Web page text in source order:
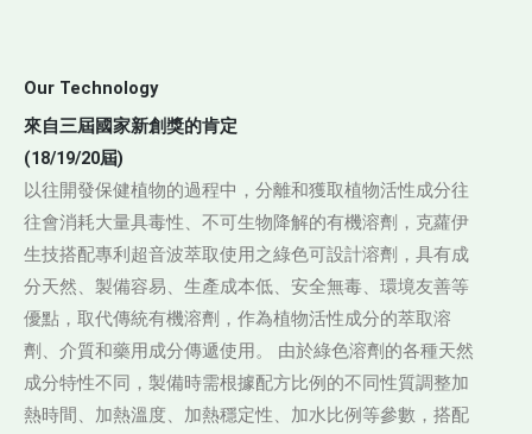
Our Technology
來自三屆國家新創獎的肯定
(18/19/20屆)
以往開發保健植物的過程中，分離和獲取植物活性成分往
往會消耗大量具毒性、不可生物降解的有機溶劑，克蘿伊
生技搭配專利超音波萃取使用之綠色可設計溶劑，具有成
分天然、製備容易、生產成本低、安全無毒、環境友善等
優點，取代傳統有機溶劑，作為植物活性成分的萃取溶
劑、介質和藥用成分傳遞使用。 由於綠色溶劑的各種天然
成分特性不同，製備時需根據配方比例的不同性質調整加
熱時間、加熱溫度、加熱穩定性、加水比例等參數，搭配